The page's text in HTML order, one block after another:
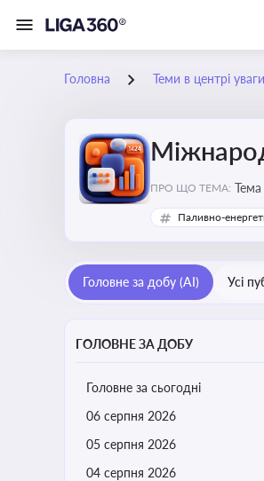
Головна Теми в центрі уваги
ПРО ЩО ТЕМА: Тема
Паливно-
Головне за добу (AI) Усі
ГОЛОВНЕ ЗА ДОБУ
Головне за сьогодні
06 серпня 2026
05 серпня 2026
04 серпня 2026